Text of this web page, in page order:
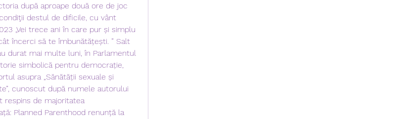
după aproape două ore de joc
destul de dificile, cu vânt
„Vei trece ani în care pur și simplu
încerci să te îmbunătățești. ” Salt
durat mai multe luni, în Parlamentul
simbolică pentru democrație,
asupra „Sănătății sexuale și
cunoscut după numele autorului
respins de majoritatea
Planned Parenthood renunță la